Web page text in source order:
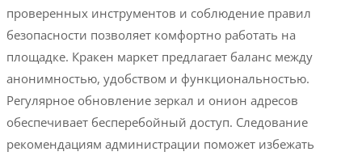
проверенных инструментов и соблюдение правил
безопасности позволяет комфортно работать на
площадке. Кракен маркет предлагает баланс между
анонимностью, удобством и функциональностью.
Регулярное обновление зеркал и онион адресов
обеспечивает бесперебойный доступ. Следование
рекомендациям администрации поможет избежать